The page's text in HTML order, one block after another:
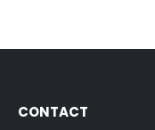
CONTACT